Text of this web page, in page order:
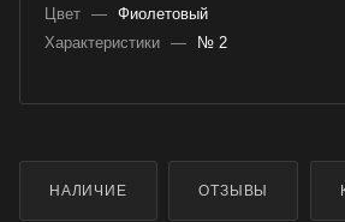
Цвет — Фиолетовый
Характеристики — № 2
НАЛИЧИЕ ОТЗЫВЫ